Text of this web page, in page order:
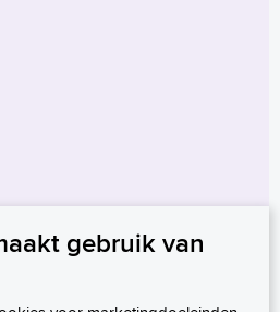
gebruik van